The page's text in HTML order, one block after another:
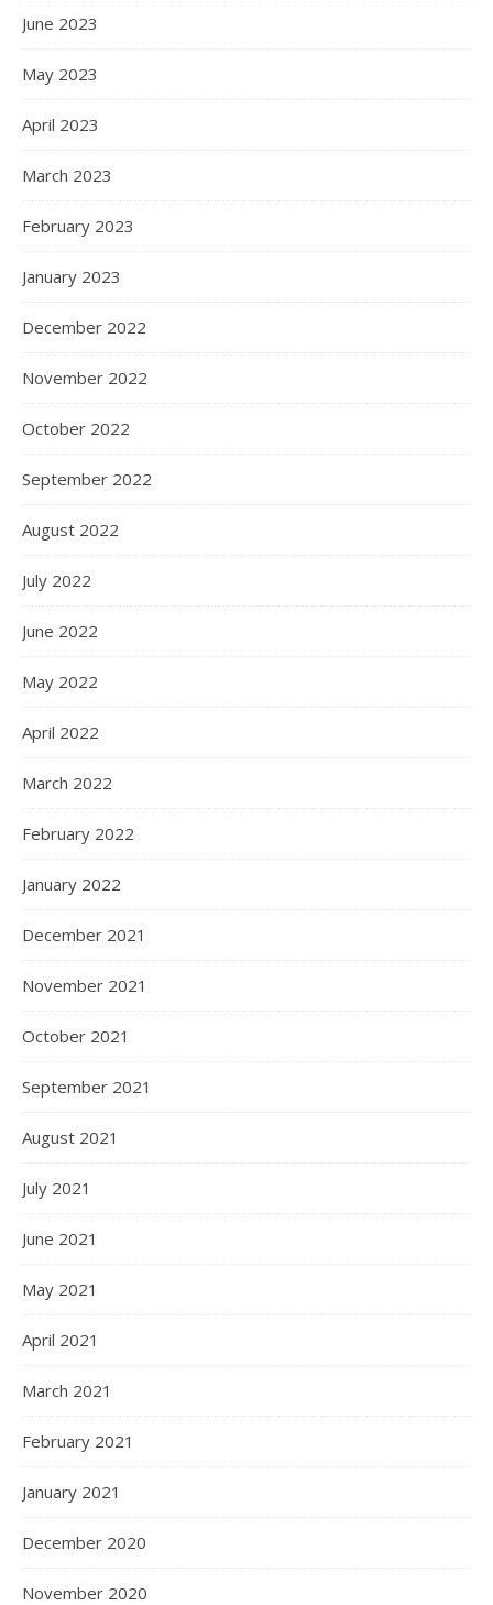
June 2023
May 2023
April 2023
March 2023
February 2023
January 2023
December 2022
November 2022
October 2022
September 2022
August 2022
July 2022
June 2022
May 2022
April 2022
March 2022
February 2022
January 2022
December 2021
November 2021
October 2021
September 2021
August 2021
July 2021
June 2021
May 2021
April 2021
March 2021
February 2021
January 2021
December 2020
November 2020